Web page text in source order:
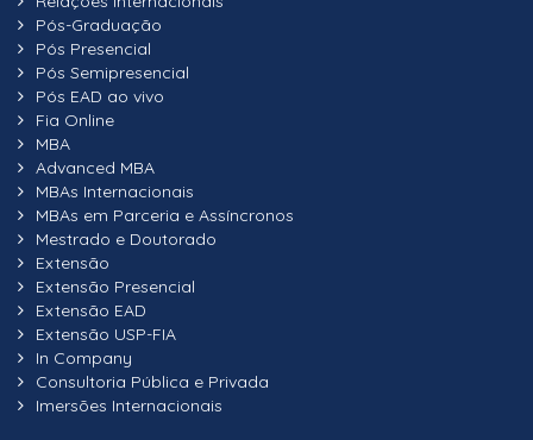
Pós-Graduação
Pós Presencial
Pós Semipresencial
Pós EAD ao vivo
Fia Online
MBA
Advanced MBA
MBAs Internacionais
MBAs em Parceria e Assíncronos
Mestrado e Doutorado
Extensão
Extensão Presencial
Extensão EAD
Extensão USP-FIA
In Company
Consultoria Pública e Privada
Imersões Internacionais